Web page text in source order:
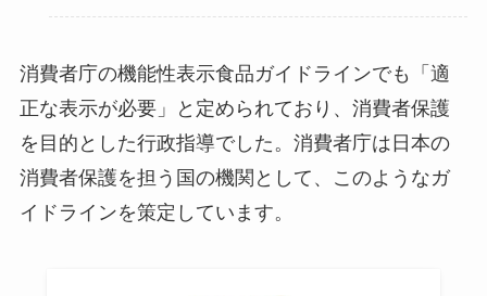
消費者庁の機能性表示食品ガイドラインでも「適
正な表示が必要」と定められており、消費者保護
を目的とした行政指導でした。消費者庁は日本の
消費者保護を担う国の機関として、このようなガ
イドラインを策定しています。